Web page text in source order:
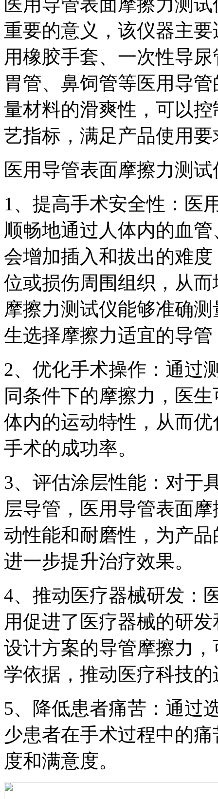
重要的意义，该仪器主
用橡胶手套、一次性导
胃管、鼻饲管等医用导
量材料的滑爽性，可以
艺指标，满足产品使用要
医用导管表面摩擦力测
1、提高手术安全性：医
顺畅地通过人体内的血
会增加插入和拔出的难
位或损伤周围组织，从
摩擦力测试仪能够准确
生选择摩擦力适宜的导
2、优化手术操作：通过
同条件下的摩擦力，医
体内的运动特性，从而
手术的成功率。
3、评估涂层性能：对于
层导管，医用导管表面
动性能和耐磨性，为产
进一步提升治疗效果。
4、推动医疗器械研发：
用促进了医疗器械的研
设计方案的导管摩擦力
学依据，推动医疗科技的
5、降低患者痛苦：通过
少患者在手术过程中的
度和满意度。